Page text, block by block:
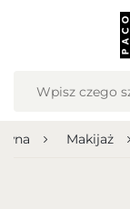
Makijaż
Język